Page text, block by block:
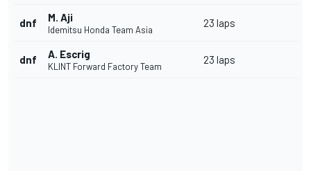
dnf M. Aji
Idemitsu Honda Team Asia
23 laps
dnf A. Escrig
KLINT Forward Factory Team
23 laps